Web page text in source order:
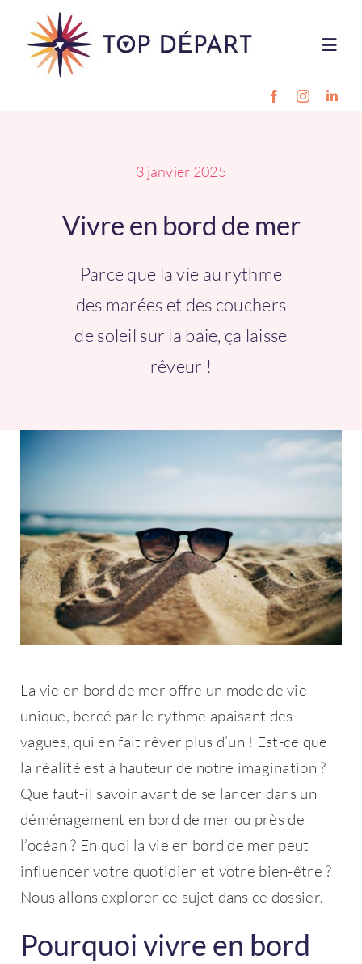
contenu
Style de vie
3 janvier 2025
Vivre en bord de mer
Parce que la vie au rythme
des marées et des couchers
de soleil sur la baie, ça laisse
rêveur !
La vie en bord de mer offre un mode de vie
unique, bercé par le rythme apaisant des
vagues, qui en fait rêver plus d’un ! Est-ce que
la réalité est à hauteur de notre imagination ?
Que faut-il savoir avant de se lancer dans un
déménagement en bord de mer ou près de
l’océan ? En quoi la vie en bord de mer peut
influencer votre quotidien et votre bien-être ?
Nous allons explorer ce sujet dans ce dossier.
Pourquoi vivre en bord